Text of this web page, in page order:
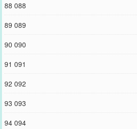
88 088
89 089
90 090
91 091
92 092
93 093
94 094